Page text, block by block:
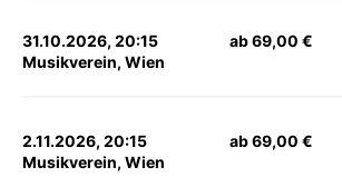
31.10.2026, 20:15
Musikverein, Wien
ab 69,00 €
2.11.2026, 20:15
Musikverein, Wien
ab 69,00 €